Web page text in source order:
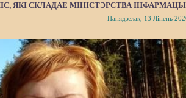
ЯКІ СКЛАДАЕ МІНІСТЭРСТВА
Панядзелак, 13 Ліпень